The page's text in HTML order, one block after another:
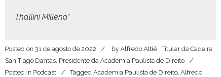
Thalli­ni Mil­lena”
Posted on 31 de agosto de 2022 by Alfredo Attié , Titular da Cadeira
San Tiago Dantas, Presidente da Academia Paulista de Direito
Posted in Podcast Tagged Academia Paulista de Direito, Alfredo